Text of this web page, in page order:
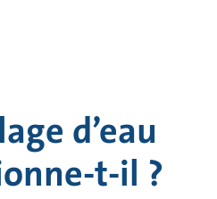
d’eau
t-il ?